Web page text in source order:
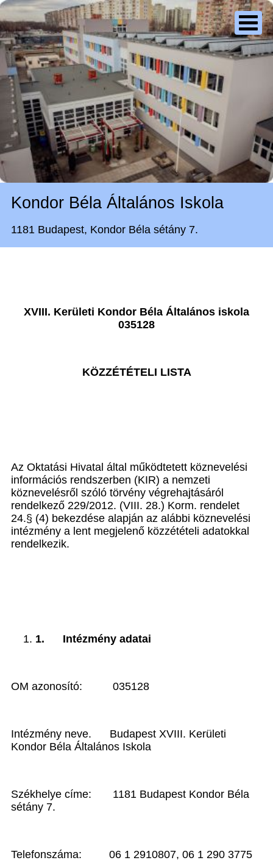
Kondor Béla Általános Iskola
1181 Budapest, Kondor Béla sétány 7.
XVIII. Kerületi Kondor Béla Általános iskola
035128
KÖZZÉTÉTELI LISTA
Az Oktatási Hivatal által működtetett köznevelési
információs rendszerben (KIR) a nemzeti
köznevelésről szóló törvény végrehajtásáról
rendelkező 229/2012. (VIII. 28.) Korm. rendelet
24.§ (4) bekezdése alapján az alábbi köznevelési
intézmény a lent megjelenő közzétételi adatokkal
rendelkezik.
1. Intézmény adatai
OM azonosító: 035128
Intézmény neve. Budapest XVIII. Kerületi
Kondor Béla Általános Iskola
Székhelye címe: 1181 Budapest Kondor Béla
sétány 7.
Telefonszáma: 06 1 2910807, 06 1 290 3775